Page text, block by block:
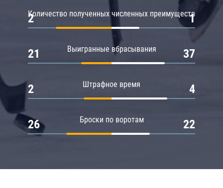
Количество полученных численных преимуществ
2 1
Выигранные вбрасывания
21 37
Штрафное время
2 4
Броски по воротам
26 22